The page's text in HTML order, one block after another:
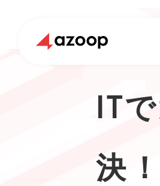
IT
決